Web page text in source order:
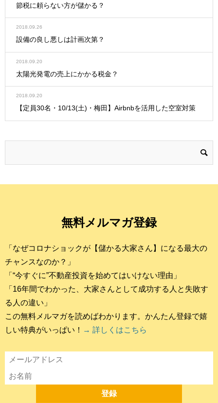
節税に頼らない方が儲かる？
2018.09.26
設備の良し悪しは計画次第？
2018.09.20
太陽光発電の売上にかかる税金？
2018.09.20
【定員30名・10/13(土)・梅田】Airbnbを活用した空室対策
無料メルマガ登録
「なぜコロナショックが【儲かる大家さん】になる最大の
チャンスなのか？」
「“今すぐに”不動産投資を始めてはいけない理由」
「16年間でわかった、大家さんとして成功する人と失敗す
る人の違い」
この無料メルマガを読めばわかります。かんたん登録で嬉
しい特典がいっぱい！ → 詳しくはこちら